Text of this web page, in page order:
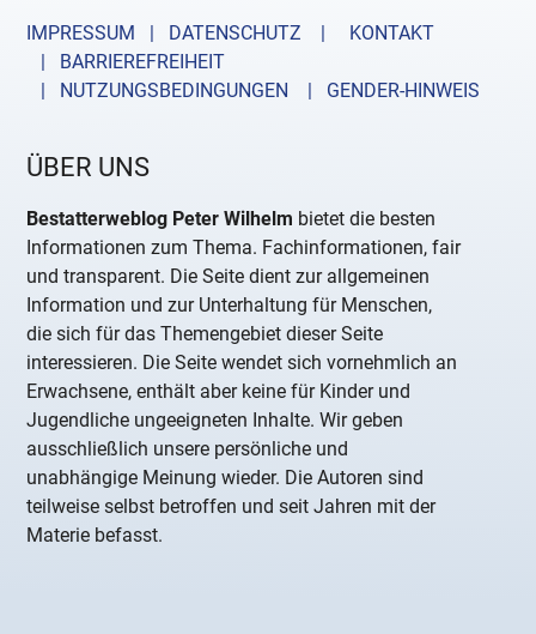
IMPRESSUM | DATENSCHUTZ |
KONTAKT
| BARRIEREFREIHEIT
| NUTZUNGSBEDINGUNGEN
| GENDER-HINWEIS
ÜBER UNS
Bestatterweblog Peter Wilhelm bietet die besten
Informationen zum Thema. Fachinformationen, fair
und transparent. Die Seite dient zur allgemeinen
Information und zur Unterhaltung für Menschen,
die sich für das Themengebiet dieser Seite
interessieren. Die Seite wendet sich vornehmlich an
Erwachsene, enthält aber keine für Kinder und
Jugendliche ungeeigneten Inhalte. Wir geben
ausschließlich unsere persönliche und
unabhängige Meinung wieder. Die Autoren sind
teilweise selbst betroffen und seit Jahren mit der
Materie befasst.